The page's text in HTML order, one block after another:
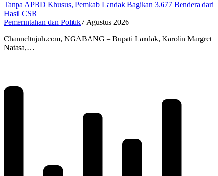
Tanpa APBD Khusus, Pemkab Landak Bagikan 3.677 Bendera dari
Hasil CSR
Pemerintahan dan Politik7 Agustus 2026
Channeltujuh.com, NGABANG – Bupati Landak, Karolin Margret
Natasa,…